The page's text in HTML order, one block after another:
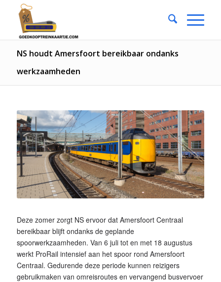
NS houdt Amersfoort bereikbaar ondanks
werkzaamheden
Deze zomer zorgt NS ervoor dat Amersfoort Centraal
bereikbaar blijft ondanks de geplande
spoorwerkzaamheden. Van 6 juli tot en met 18 augustus
werkt ProRail intensief aan het spoor rond Amersfoort
Centraal. Gedurende deze periode kunnen reizigers
gebruikmaken van omreisroutes en vervangend busvervoer